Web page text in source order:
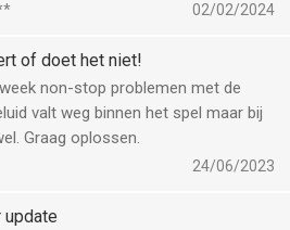
02/02/2024
of doet het niet!
non-stop problemen met de
valt weg binnen het spel maar bij
Graag oplossen.
24/06/2023
update